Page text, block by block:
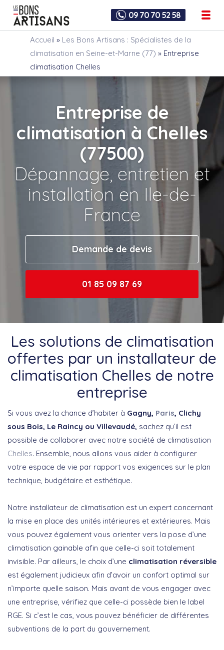
09 70 70 52 58
Accueil » Les Bons Artisans : Spécialistes de la
climatisation en Seine-et-Marne (77) » Entreprise
climatisation Chelles
Entreprise de
climatisation à Chelles
(77500)
Dépannage, entretien et
installation en Ile-de-
France
Demande de devis
01 85 09 87 69
Les solutions de climatisation
offertes par un installateur de
climatisation Chelles de notre
entreprise
Si vous avez la chance d’habiter à Gagny, Paris, Clichy
sous Bois, Le Raincy ou Villevaudé, sachez qu’il est
possible de collaborer avec notre société de climatisation
Chelles. Ensemble, nous allons vous aider à configurer
votre espace de vie par rapport vos exigences sur le plan
technique, budgétaire et esthétique.
Notre installateur de climatisation est un expert concernant
la mise en place des unités intérieures et extérieures. Mais
vous pouvez également vous orienter vers la pose d’une
climatisation gainable afin que celle-ci soit totalement
invisible. Par ailleurs, le choix d’une climatisation réversible
est également judicieux afin d’avoir un confort optimal sur
n’importe quelle saison. Mais avant de vous engager avec
une entreprise, vérifiez que celle-ci possède bien le label
RGE. Si c’est le cas, vous pouvez bénéficier de différentes
subventions de la part du gouvernement.